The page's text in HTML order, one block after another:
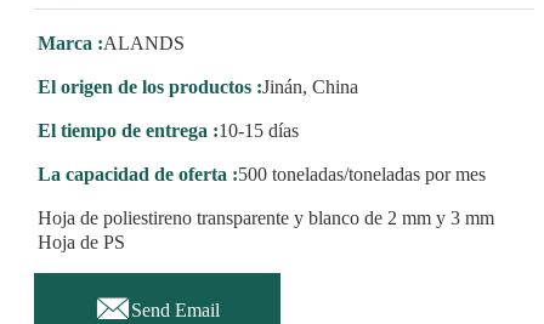
Marca :ALANDS
El origen de los productos :Jinán, China
El tiempo de entrega :10-15 días
La capacidad de oferta :500 toneladas/toneladas por mes
Hoja de poliestireno transparente y blanco de 2 mm y 3 mm
Hoja de PS
Send Email